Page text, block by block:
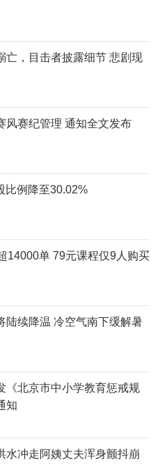
亡，目击者披露细节 悲剧现
风赛纪管理 通知全文发布
比例降至30.02%
14000单 79元课程仅9人购买
陆续降温 冷空气南下缓解暑
《北京市中小学教育惩戒规
知
水冲走阿姨丈夫浑身颤抖崩